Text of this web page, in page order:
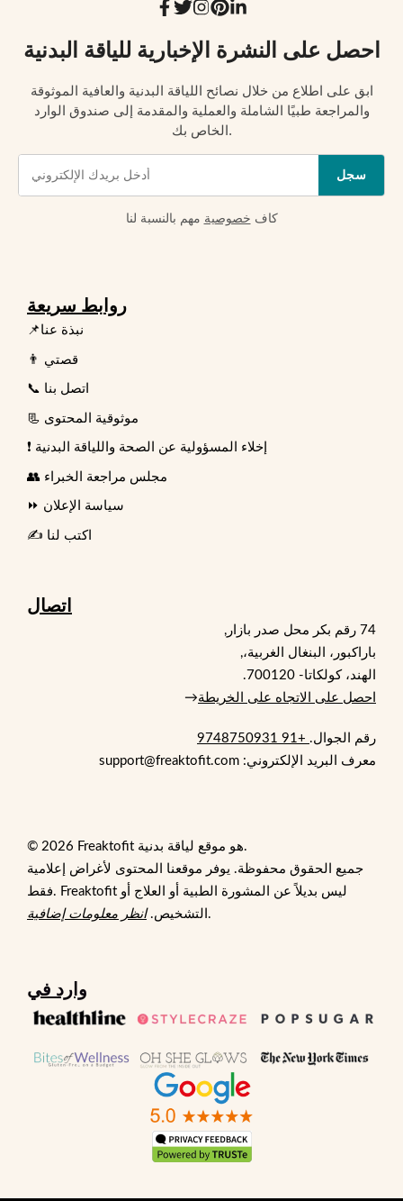
احصل على النشرة الإخبارية للياقة البدنية
ابق على اطلاع من خلال نصائح اللياقة البدنية والعافية الموثوقة
والمراجعة طبيًا الشاملة والعملية والمقدمة إلى صندوق الوارد
الخاص بك.
سجل
كاف خصوصية مهم بالنسبة لنا
روابط سريعة
📌نبذة عنا
👨 قصتي
📞 اتصل بنا
📃 موثوقية المحتوى
❗ إخلاء المسؤولية عن الصحة واللياقة البدنية
👥 مجلس مراجعة الخبراء
⏩ سياسة الإعلان
✍️ اكتب لنا
اتصال
74 رقم بكر محل صدر بازار,
باراكبور، البنغال الغربية،,
الهند، كولكاتا- 700120.
احصل على الاتجاه على الخريطة→
رقم الجوال. +91 9748750931
معرف البريد الإلكتروني: support@freaktofit.com
© 2026 Freaktofit هو موقع لياقة بدنية.
جميع الحقوق محفوظة. يوفر موقعنا المحتوى لأغراض إعلامية
فقط. Freaktofit ليس بديلاً عن المشورة الطبية أو العلاج أو
التشخيص.انظر معلومات إضافية .
وارد في